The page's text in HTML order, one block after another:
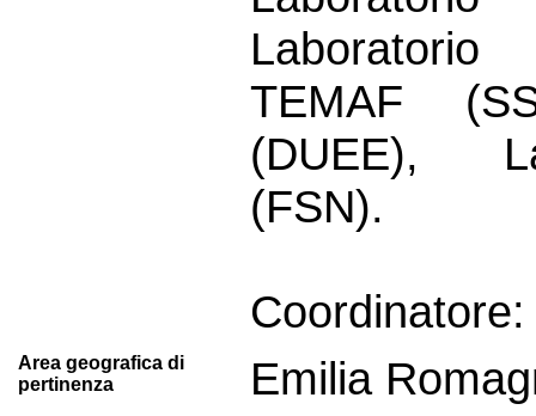
TEMAF
(DUEE),
(FSN).
Area geografica di
pertinenza
Emilia